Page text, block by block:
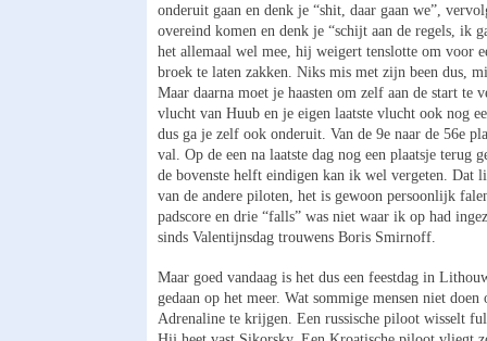
onderuit gaan en denk je “shit, daar gaan we”,
overeind komen en denk je “schijt aan de regels, ik
het allemaal wel mee, hij weigert tenslotte om voor
broek te laten zakken. Niks mis met zijn been dus,
Maar daarna moet je haasten om zelf aan de start te
vlucht van Huub en je eigen laatste vlucht ook nog
dus ga je zelf ook onderuit. Van de 9e naar de 56e
val. Op de een na laatste dag nog een plaatsje terug
de bovenste helft eindigen kan ik wel vergeten. Dat
van de andere piloten, het is gewoon persoonlijk
padscore en drie “falls” was niet waar ik op had
sinds Valentijnsdag trouwens Boris Smirnoff.
Maar goed vandaag is het dus een feestdag in
gedaan op het meer. Wat sommige mensen niet
Adrenaline te krijgen. Een russische piloot wisselt